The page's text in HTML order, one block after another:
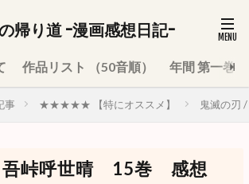
帰り道 -漫画感想日記-
作品リスト （50音順） 年間 第一巻
事 ★★★★★ 【特にオススメ】 鬼滅の
吾峠呼世晴 15巻 感想